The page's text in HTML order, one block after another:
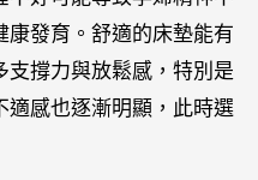
發育。舒適的床墊能有
撐力與放鬆感，特別是
適感也逐漸明顯，此時選